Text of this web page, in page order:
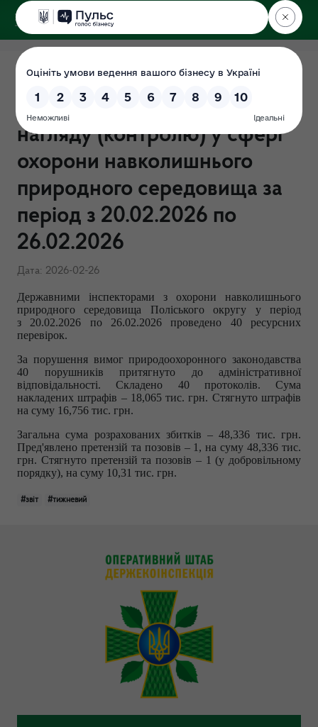
ДЕРЖЕКОІНСПЕКЦІЯ
Поліського округу
ЗВІТ щодо результатів
здійснення державного
нагляду (контролю) у сфері
охорони навколишнього
природного середовища за
період з 20.02.2026 по
26.02.2026
Дата: 2026-02-26
Державними інспекторами з охорони навколишнього
природного середовища Поліського округу у період
з 20.02.2026 по 26.02.2026проведено 40 ресурсних
перевірок.
За порушення вимог природоохоронного законодавства
40 порушників притягнуто до адміністративної
відповідальності. Складено 40 протоколів. Сума
накладених штрафів – 18,065 тис. грн. Стягнуто штрафів
на суму 16,756 тис. грн.
Загальна сума розрахованих збитків – 48,336 тис. грн.
Пред'явлено претензій та позовів – 1, на суму 48,336 тис.
грн. Стягнуто претензій та позовів – 1 (у добровільному
порядку), на суму 10,31 тис. грн.
#звіт #тижневий